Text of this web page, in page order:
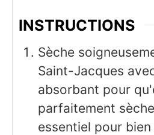
INSTRUCTIONS
Sèche
Saint-Jacques
absorbant pour
parfaitement
essentiel pour